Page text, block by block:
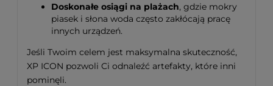
Doskonałe osiągi na plażach, gdzie mokry
piasek i słona woda często zakłócają pracę
innych urządzeń.
Jeśli Twoim celem jest maksymalna skuteczność,
XP ICON pozwoli Ci odnaleźć artefakty, które inni
pominęli.